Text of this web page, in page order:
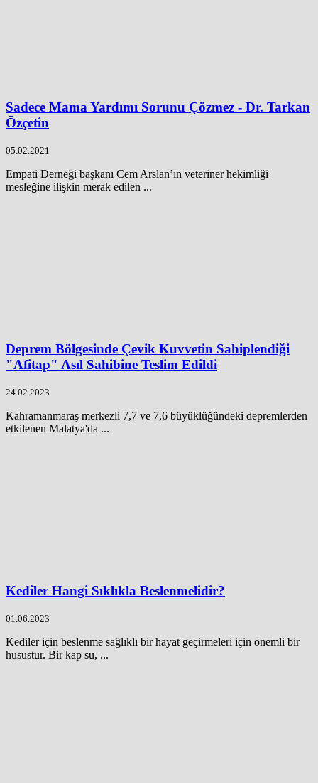
Sadece Mama Yardımı Sorunu Çözmez - Dr. Tarkan
Özçetin
05.02.2021
Empati Derneği başkanı Cem Arslan’ın veteriner hekimliği
mesleğine ilişkin merak edilen ...
Deprem Bölgesinde Çevik Kuvvetin Sahiplendiği
"Afitap" Asıl Sahibine Teslim Edildi
24.02.2023
Kahramanmaraş merkezli 7,7 ve 7,6 büyüklüğündeki depremlerden
etkilenen Malatya'da ...
Kediler Hangi Sıklıkla Beslenmelidir?
01.06.2023
Kediler için beslenme sağlıklı bir hayat geçirmeleri için önemli bir
husustur. Bir kap su, ...